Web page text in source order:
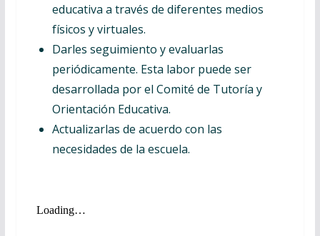
educativa a través de diferentes medios
físicos y virtuales.
Darles seguimiento y evaluarlas
periódicamente. Esta labor puede ser
desarrollada por el Comité de Tutoría y
Orientación Educativa.
Actualizarlas de acuerdo con las
necesidades de la escuela.